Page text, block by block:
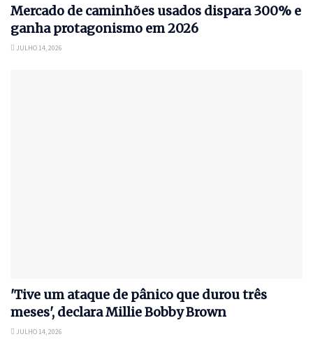
Mercado de caminhões usados dispara 300% e
ganha protagonismo em 2026
JULHO 14, 2026
'Tive um ataque de pânico que durou três
meses', declara Millie Bobby Brown
JULHO 14, 2026